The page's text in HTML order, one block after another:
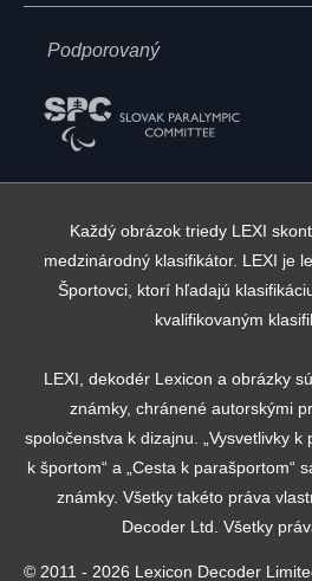
Podporovaný
Každý obrázok triedy LEXI
medzinárodný klasifikátor. LEXI je
Športovci, ktorí hľadajú
kvalifikovaným
LEXI, dekodér Lexicon a obrázky
známky, chránené autorskými
spoločenstva k dizajnu. „Vysvetlivky k
k športom“ a „Cesta k parašportom“
známky. Všetky takéto práva
Decoder Ltd. Všetky
© 2011 - 2026 Lexicon Decoder